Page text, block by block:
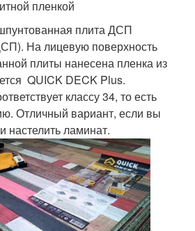
пленкой
плита ДСП
На лицевую поверхность
плиты нанесена пленка из
QUICK DECK Plus.
классу 34, то есть
Отличный вариант, если вы
настелить ламинат.